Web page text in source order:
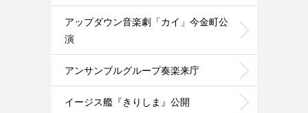
アップダウン音楽劇「カイ」今金町公
演
アンサンブルグループ奏楽来庁
イージス艦『きりしま』公開